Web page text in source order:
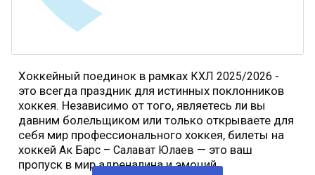
Хоккейный поединок в рамках КХЛ 2025/2026 -
это всегда праздник для истинных поклонников
хоккея. Независимо от того, являетесь ли вы
давним болельщиком или только открываете для
себя мир профессионального хоккея, билеты на
хоккейАк Барс – Салават Юлаев — это ваш
пропуск в мир адреналина и эмоций.